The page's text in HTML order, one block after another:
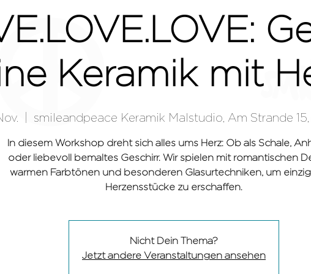
HAMBURG
Keramik mit
smileandpeace Keramik Malstudio, Am Strande
In diesem Workshop dreht sich alles ums Herz: Ob als Schale,
oder liebevoll bemaltes Geschirr. Wir spielen mit romantischen
warmen Farbtönen und besonderen Glasurtechniken, um
Nicht Dein Thema?
Jetzt andere Veranstaltungen ansehen